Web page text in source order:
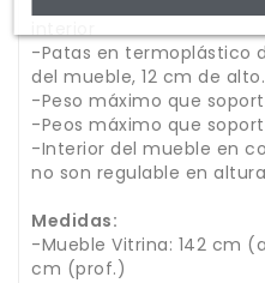
interior
-Patas en termoplástico
del mueble, 12 cm de alto.
-Peso máximo que
-Peos máximo que
-Interior del mueble en
no son regulable en
Medidas:
-Mueble Vitrina: 142 cm
cm (prof.)